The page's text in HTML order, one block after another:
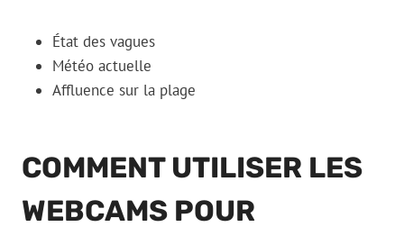
État des vagues
Météo actuelle
Affluence sur la plage
COMMENT UTILISER LES
WEBCAMS POUR